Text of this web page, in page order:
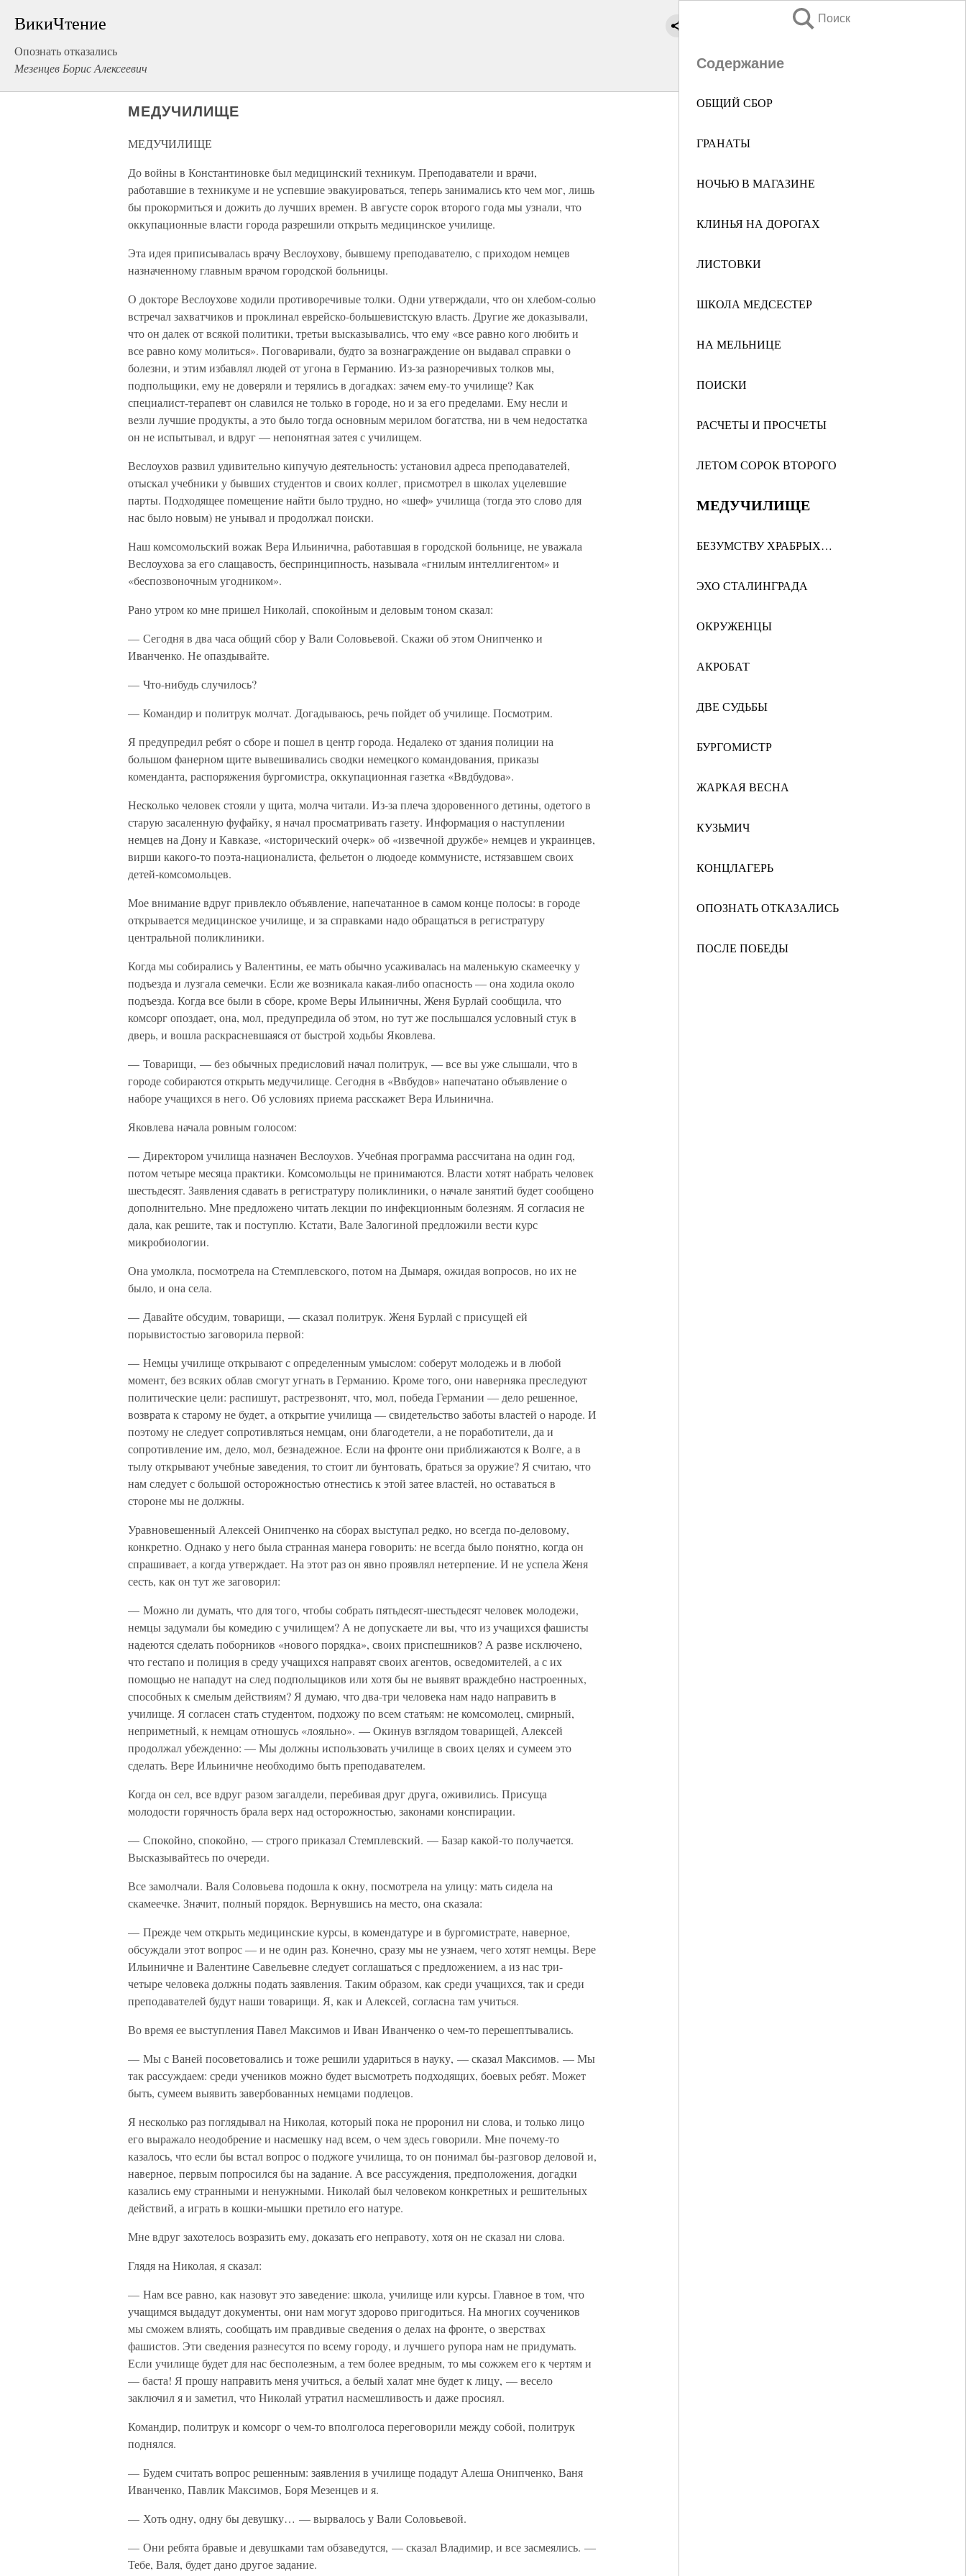
ВикиЧтение
Опознать отказались
Мезенцев Борис Алексеевич
Поиск
Содержание
ОБЩИЙ СБОР
ГРАНАТЫ
НОЧЬЮ В МАГАЗИНЕ
КЛИНЬЯ НА ДОРОГАХ
ЛИСТОВКИ
ШКОЛА МЕДСЕСТЕР
НА МЕЛЬНИЦЕ
ПОИСКИ
РАСЧЕТЫ И ПРОСЧЕТЫ
ЛЕТОМ СОРОК ВТОРОГО
МЕДУЧИЛИЩЕ
БЕЗУМСТВУ ХРАБРЫХ…
ЭХО СТАЛИНГРАДА
ОКРУЖЕНЦЫ
АКРОБАТ
ДВЕ СУДЬБЫ
БУРГОМИСТР
ЖАРКАЯ ВЕСНА
КУЗЬМИЧ
КОНЦЛАГЕРЬ
ОПОЗНАТЬ ОТКАЗАЛИСЬ
ПОСЛЕ ПОБЕДЫ
МЕДУЧИЛИЩЕ
МЕДУЧИЛИЩЕ
До войны в Константиновке был медицинский техникум. Преподаватели и врачи,
работавшие в техникуме и не успевшие эвакуироваться, теперь занимались кто чем мог, лишь
бы прокормиться и дожить до лучших времен. В августе сорок второго года мы узнали, что
оккупационные власти города разрешили открыть медицинское училище.
Эта идея приписывалась врачу Веслоухову, бывшему преподавателю, с приходом немцев
назначенному главным врачом городской больницы.
О докторе Веслоухове ходили противоречивые толки. Одни утверждали, что он хлебом-солью
встречал захватчиков и проклинал еврейско-большевистскую власть. Другие же доказывали,
что он далек от всякой политики, третьи высказывались, что ему «все равно кого любить и
все равно кому молиться». Поговаривали, будто за вознаграждение он выдавал справки о
болезни, и этим избавлял людей от угона в Германию. Из-за разноречивых толков мы,
подпольщики, ему не доверяли и терялись в догадках: зачем ему-то училище? Как
специалист-терапевт он славился не только в городе, но и за его пределами. Ему несли и
везли лучшие продукты, а это было тогда основным мерилом богатства, ни в чем недостатка
он не испытывал, и вдруг — непонятная затея с училищем.
Веслоухов развил удивительно кипучую деятельность: установил адреса преподавателей,
отыскал учебники у бывших студентов и своих коллег, присмотрел в школах уцелевшие
парты. Подходящее помещение найти было трудно, но «шеф» училища (тогда это слово для
нас было новым) не унывал и продолжал поиски.
Наш комсомольский вожак Вера Ильинична, работавшая в городской больнице, не уважала
Веслоухова за его слащавость, беспринципность, называла «гнилым интеллигентом» и
«беспозвоночным угодником».
Рано утром ко мне пришел Николай, спокойным и деловым тоном сказал:
— Сегодня в два часа общий сбор у Вали Соловьевой. Скажи об этом Онипченко и
Иванченко. Не опаздывайте.
— Что-нибудь случилось?
— Командир и политрук молчат. Догадываюсь, речь пойдет об училище. Посмотрим.
Я предупредил ребят о сборе и пошел в центр города. Недалеко от здания полиции на
большом фанерном щите вывешивались сводки немецкого командования, приказы
коменданта, распоряжения бургомистра, оккупационная газетка «Ввдбудова».
Несколько человек стояли у щита, молча читали. Из-за плеча здоровенного детины, одетого в
старую засаленную фуфайку, я начал просматривать газету. Информация о наступлении
немцев на Дону и Кавказе, «исторический очерк» об «извечной дружбе» немцев и украинцев,
вирши какого-то поэта-националиста, фельетон о людоеде коммунисте, истязавшем своих
детей-комсомольцев.
Мое внимание вдруг привлекло объявление, напечатанное в самом конце полосы: в городе
открывается медицинское училище, и за справками надо обращаться в регистратуру
центральной поликлиники.
Когда мы собирались у Валентины, ее мать обычно усаживалась на маленькую скамеечку у
подъезда и лузгала семечки. Если же возникала какая-либо опасность — она ходила около
подъезда. Когда все были в сборе, кроме Веры Ильиничны, Женя Бурлай сообщила, что
комсорг опоздает, она, мол, предупредила об этом, но тут же послышался условный стук в
дверь, и вошла раскрасневшаяся от быстрой ходьбы Яковлева.
— Товарищи, — без обычных предисловий начал политрук, — все вы уже слышали, что в
городе собираются открыть медучилище. Сегодня в «Ввбудов» напечатано объявление о
наборе учащихся в него. Об условиях приема расскажет Вера Ильинична.
Яковлева начала ровным голосом:
— Директором училища назначен Веслоухов. Учебная программа рассчитана на один год,
потом четыре месяца практики. Комсомольцы не принимаются. Власти хотят набрать человек
шестьдесят. Заявления сдавать в регистратуру поликлиники, о начале занятий будет сообщено
дополнительно. Мне предложено читать лекции по инфекционным болезням. Я согласия не
дала, как решите, так и поступлю. Кстати, Вале Залогиной предложили вести курс
микробиологии.
Она умолкла, посмотрела на Стемплевского, потом на Дымаря, ожидая вопросов, но их не
было, и она села.
— Давайте обсудим, товарищи, — сказал политрук. Женя Бурлай с присущей ей
порывистостью заговорила первой:
— Немцы училище открывают с определенным умыслом: соберут молодежь и в любой
момент, без всяких облав смогут угнать в Германию. Кроме того, они наверняка преследуют
политические цели: распишут, растрезвонят, что, мол, победа Германии — дело решенное,
возврата к старому не будет, а открытие училища — свидетельство заботы властей о народе. И
поэтому не следует сопротивляться немцам, они благодетели, а не поработители, да и
сопротивление им, дело, мол, безнадежное. Если на фронте они приближаются к Волге, а в
тылу открывают учебные заведения, то стоит ли бунтовать, браться за оружие? Я считаю, что
нам следует с большой осторожностью отнестись к этой затее властей, но оставаться в
стороне мы не должны.
Уравновешенный Алексей Онипченко на сборах выступал редко, но всегда по-деловому,
конкретно. Однако у него была странная манера говорить: не всегда было понятно, когда он
спрашивает, а когда утверждает. На этот раз он явно проявлял нетерпение. И не успела Женя
сесть, как он тут же заговорил:
— Можно ли думать, что для того, чтобы собрать пятьдесят-шестьдесят человек молодежи,
немцы задумали бы комедию с училищем? А не допускаете ли вы, что из учащихся фашисты
надеются сделать поборников «нового порядка», своих приспешников? А разве исключено,
что гестапо и полиция в среду учащихся направят своих агентов, осведомителей, а с их
помощью не нападут на след подпольщиков или хотя бы не выявят враждебно настроенных,
способных к смелым действиям? Я думаю, что два-три человека нам надо направить в
училище. Я согласен стать студентом, подхожу по всем статьям: не комсомолец, смирный,
неприметный, к немцам отношусь «лояльно». — Окинув взглядом товарищей, Алексей
продолжал убежденно: — Мы должны использовать училище в своих целях и сумеем это
сделать. Вере Ильиничне необходимо быть преподавателем.
Когда он сел, все вдруг разом загалдели, перебивая друг друга, оживились. Присуща
молодости горячность брала верх над осторожностью, законами конспирации.
— Спокойно, спокойно, — строго приказал Стемплевский. — Базар какой-то получается.
Высказывайтесь по очереди.
Все замолчали. Валя Соловьева подошла к окну, посмотрела на улицу: мать сидела на
скамеечке. Значит, полный порядок. Вернувшись на место, она сказала:
— Прежде чем открыть медицинские курсы, в комендатуре и в бургомистрате, наверное,
обсуждали этот вопрос — и не один раз. Конечно, сразу мы не узнаем, чего хотят немцы. Вере
Ильиничне и Валентине Савельевне следует соглашаться с предложением, а из нас три-
четыре человека должны подать заявления. Таким образом, как среди учащихся, так и среди
преподавателей будут наши товарищи. Я, как и Алексей, согласна там учиться.
Во время ее выступления Павел Максимов и Иван Иванченко о чем-то перешептывались.
— Мы с Ваней посоветовались и тоже решили удариться в науку, — сказал Максимов. — Мы
так рассуждаем: среди учеников можно будет высмотреть подходящих, боевых ребят. Может
быть, сумеем выявить завербованных немцами подлецов.
Я несколько раз поглядывал на Николая, который пока не проронил ни слова, и только лицо
его выражало неодобрение и насмешку над всем, о чем здесь говорили. Мне почему-то
казалось, что если бы встал вопрос о поджоге училища, то он понимал бы-разговор деловой и,
наверное, первым попросился бы на задание. А все рассуждения, предположения, догадки
казались ему странными и ненужными. Николай был человеком конкретных и решительных
действий, а играть в кошки-мышки претило его натуре.
Мне вдруг захотелось возразить ему, доказать его неправоту, хотя он не сказал ни слова.
Глядя на Николая, я сказал:
— Нам все равно, как назовут это заведение: школа, училище или курсы. Главное в том, что
учащимся выдадут документы, они нам могут здорово пригодиться. На многих соучеников
мы сможем влиять, сообщать им правдивые сведения о делах на фронте, о зверствах
фашистов. Эти сведения разнесутся по всему городу, и лучшего рупора нам не придумать.
Если училище будет для нас бесполезным, а тем более вредным, то мы сожжем его к чертям и
— баста! Я прошу направить меня учиться, а белый халат мне будет к лицу, — весело
заключил я и заметил, что Николай утратил насмешливость и даже просиял.
Командир, политрук и комсорг о чем-то вполголоса переговорили между собой, политрук
поднялся.
— Будем считать вопрос решенным: заявления в училище подадут Алеша Онипченко, Ваня
Иванченко, Павлик Максимов, Боря Мезенцев и я.
— Хоть одну, одну бы девушку… — вырвалось у Вали Соловьевой.
— Они ребята бравые и девушками там обзаведутся, — сказал Владимир, и все засмеялись. —
Тебе, Валя, будет дано другое задание.